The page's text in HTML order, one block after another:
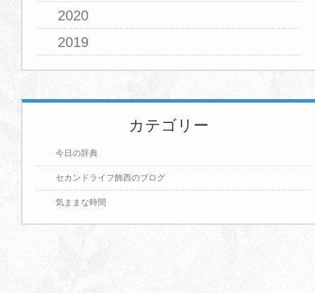
2020
2019
カテゴリー
今日の辞典
セカンドライフ飾西のブログ
気ままな時間